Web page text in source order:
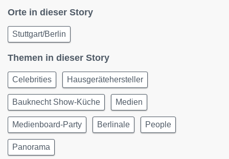
Orte in dieser Story
Stuttgart/Berlin
Themen in dieser Story
Celebrities Hausgerätehersteller
Bauknecht Show-Küche Medien
Medienboard-Party Berlinale People
Panorama